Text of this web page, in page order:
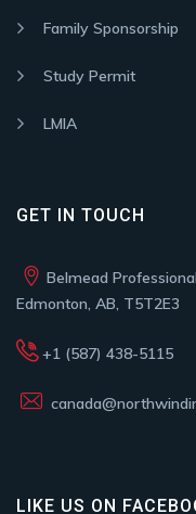
Family Sponsorship
Study Permit
LMIA
GET IN TOUCH
Belmead
Edmonton, AB, T5T2E3
+1 (587) 438-5115
LIKE US ON